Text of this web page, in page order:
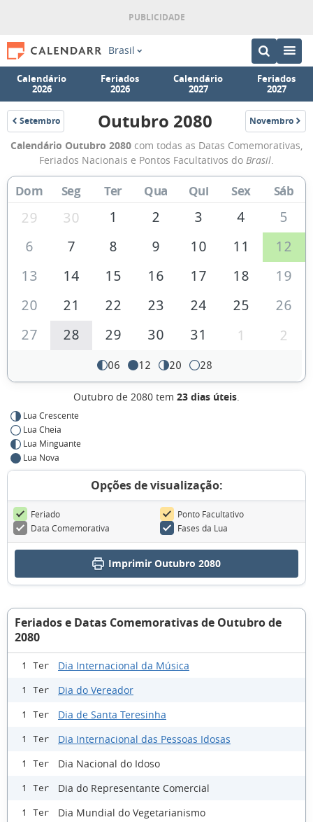
Brasil
Calendário
2026
Feriados
2026
Calendário
2027
Feriados
2027
Setembro
2080
Calendário
de
Outubro
de
2080
Outubro 2080 Novembro
2080
Calendário Outubro 2080 com todas as Datas Comemorativas,
Feriados Nacionais e Pontos Facultativos do Brasil.
Dom Seg Ter Qua Qui Sex Sáb
29 30 1 2 3 4
5
6
7 8 9 10 11
12
13
14 15 16 17 18
19
20
21 22 23 24 25
26
27
28 29 30 31 1 2
06 12 20 28
Outubro de 2080 tem 23 dias úteis.
Lua Crescente
Lua Cheia
Lua Minguante
Lua Nova
Opções de visualização:
Feriado
Ponto Facultativo
Data Comemorativa
Fases da Lua
Imprimir Outubro 2080
Feriados e Datas Comemorativas de Outubro de
2080
1 Ter Dia Internacional da Música
1 Ter Dia do Vereador
1 Ter Dia de Santa Teresinha
1 Ter Dia Internacional das Pessoas Idosas
1 Ter Dia Nacional do Idoso
1 Ter Dia do Representante Comercial
1 Ter Dia Mundial do Vegetarianismo